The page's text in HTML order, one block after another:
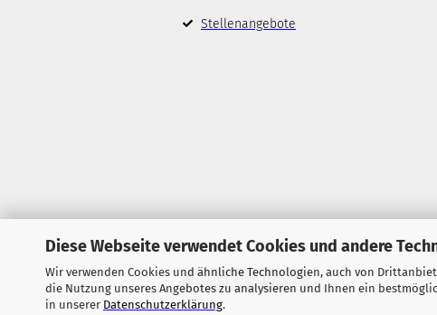
Diese Webseite verwendet Cookies und andere
Wir verwenden Cookies und ähnliche Technologien, auch von
die Nutzung unseres Angebotes zu analysieren und Ihnen ein
in unserer Datenschutzerklärung.
Stellenangebote
Vertrag widerrufen